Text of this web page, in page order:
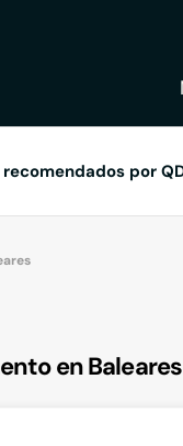
por
en Baleares